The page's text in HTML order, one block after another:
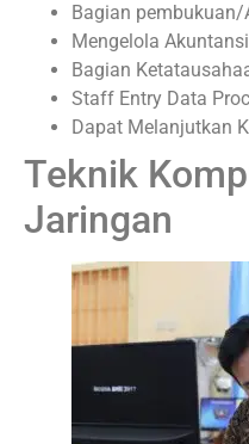
Bagian
Mengelola
Bagian
Staff Entry Data
Dapat Melanjutkan
Teknik
Jaringan